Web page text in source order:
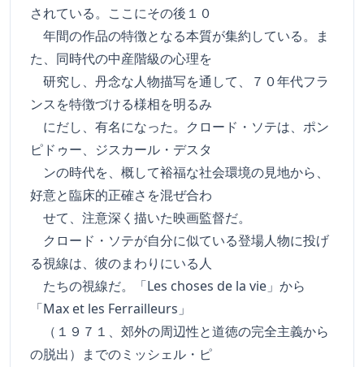
されている。ここにその後１０
年間の作品の特徴となる本質が集約している。ま
た、同時代の中産階級の心理を
研究し、丹念な人物描写を通して、７０年代フラ
ンスを特徴づける様相を明るみ
にだし、有名になった。クロード・ソテは、ポン
ピドゥー、ジスカール・デスタ
ンの時代を、概して裕福な社会環境の見地から、
好意と臨床的正確さを混ぜ合わ
せて、注意深く描いた映画監督だ。
クロード・ソテが自分に似ている登場人物に投げ
る視線は、彼のまわりにいる人
たちの視線だ。「Les choses de la vie」から
「Max et les Ferrailleurs」
（１９７１、郊外の周辺性と道徳の完全主義から
の脱出）までのミッシェル・ピ